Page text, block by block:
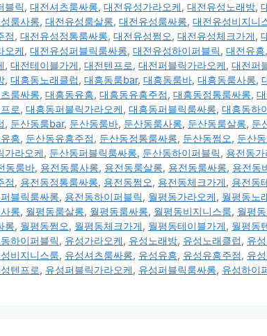
블릭, 대전셔츠룸싸롱, 대전유성가라오케, 대전유성노래방,
룸사롱, 대전유성룸살롱, 대전유성룸싸롱, 대전유성비지니
점, 대전유성정통룸싸롱, 대전유성쩜오, 대전유성체크가게,
오케, 대전유성퍼블릭룸싸롱, 대전유성하이퍼블릭, 대전유흥,
, 대전테이블가게, 대전텐프로, 대전퍼블릭가라오케, 대전퍼
, 대흥동노래클럽, 대흥동룸bar, 대흥동룸바, 대흥동룸사롱,
룸싸롱, 대흥동유흥, 대흥동유흥주점, 대흥동정통룸싸롱,
로, 대흥동퍼블릭가라오케, 대흥동퍼블릭룸싸롱, 대흥동하
, 둔산동룸bar, 둔산동룸바, 둔산동룸사롱, 둔산동룸살롱, 둔
흥, 둔산동유흥주점, 둔산동정통룸싸롱, 둔산동쩜오, 둔산
가라오케, 둔산동퍼블릭룸싸롱, 둔산동하이퍼블릭, 용전동가
동룸바, 용전동룸사롱, 용전동룸살롱, 용전동룸싸롱, 용전동
점, 용전동정통룸싸롱, 용전동쩜오, 용전동체크가게, 용전동
블릭룸싸롱, 용전동하이퍼블릭, 월평동가라오케, 월평동노
롱, 월평동룸살롱, 월평동룸싸롱, 월평동비지니스룸, 월평
롱, 월평동쩜오, 월평동체크가게, 월평동테이블가게, 월평동
하이퍼블릭, 유성가라오케, 유성노래방, 유성노래클럽, 유
비지니스룸, 유성셔츠룸싸롱, 유성유흥, 유성유흥주점, 유
텐프로, 유성퍼블릭가라오케, 유성퍼블릭룸싸롱, 유성하이